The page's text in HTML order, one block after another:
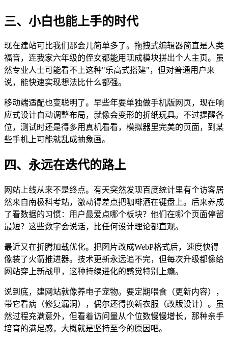
三、小白也能上手的时代
现在建站可比我们那会儿简单多了。拖拽式编辑器简直是人类
福音，连我家六年级的侄女都能用现成模块拼出个人主页。虽
然专业人士可能看不上这种"乐高式搭建"，但对普通用户来
说，能快速实现想法比什么都强。
移动端适配也变聪明了。早些年要单独做手机版网页，现在响
应式设计自动调整布局，就像会变形的折纸玩具。不过提醒各
位，测试时还是得多用真机看看，模拟器里完美的页面，到某
些手机上可能就乱成抽象画。
四、永远在迭代的路上
网站上线从来不是终点。有天突然发现百度统计里有个访客居
然来自南极科考站，激动得差点把咖啡洒在键盘上。后来养成
了看数据的习惯：用户最爱点哪个板块？他们在哪个页面停留
最短？这些数字会说话，比任何设计理论都直观。
最近又在折腾加载优化。把图片改成WebP格式后，速度快得
像装了火箭推进器。技术更新永远追不完，但每次升级都像给
网站穿上新战甲，这种持续进化的感觉特别上瘾。
说到底，建网站就像养电子宠物。要定期喂食（更新内容），
带它看病（修复漏洞），偶尔还得换新衣服（改版设计）。虽
然过程充满意外，但看着访问量从个位数慢慢增长，那种亲手
培育的满足感，大概就是坚持至今的原因吧。